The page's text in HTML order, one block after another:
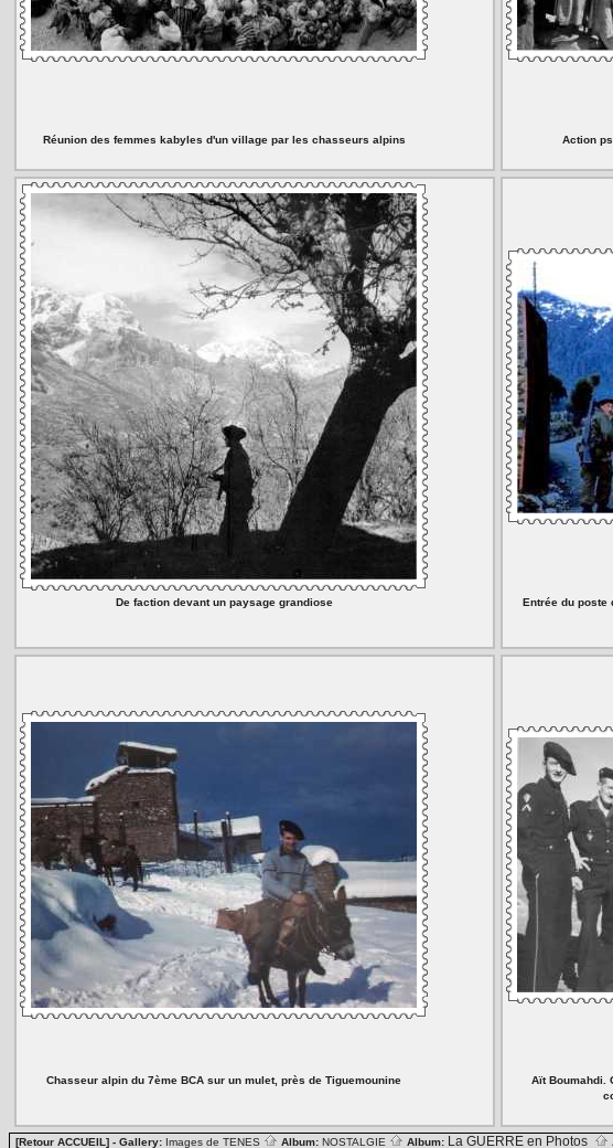
Réunion des femmes kabyles d'un village par les chasseurs alpins Action
De faction devant un paysage grandiose
Entrée du poste
Chasseur alpin du 7ème BCA sur un mulet, près de Tiguemounine
Aït Boumahdi.
[Retour ACCUEIL] - Gallery: Images de TENES Album: NOSTALGIE Album: La GUERRE en Photos